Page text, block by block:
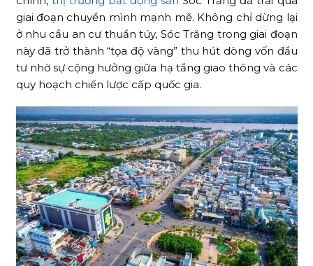
giai đoạn chuyển mình mạnh mẽ. Không chỉ dừng lại
ở nhu cầu an cư thuần túy, Sóc Trăng trong giai đoạn
này đã trở thành “tọa độ vàng” thu hút dòng vốn đầu
tư nhờ sự cộng hưởng giữa hạ tầng giao thông và các
quy hoạch chiến lược cấp quốc gia.